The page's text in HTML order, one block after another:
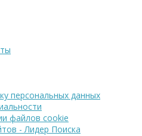
персональных данных
файлов cookie
- Лидер Поиска